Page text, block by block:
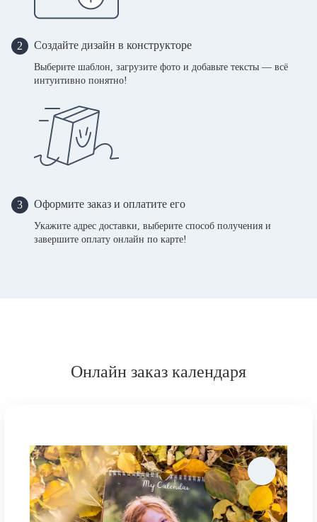
2 Создайте дизайн в конструкторе
Выберите шаблон, загрузите фото и добавьте тексты — всё
интуитивно понятно!
3 Оформите заказ и оплатите его
Укажите адрес доставки, выберите способ получения и
завершите оплату онлайн по карте!
Онлайн заказ календаря